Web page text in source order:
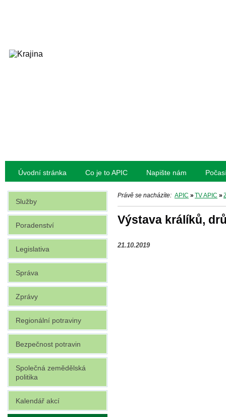
Úvodní stránka Co je to APIC Napište nám
Právě se nacházíte: APIC » TV APIC »
Výstava králíků,
21.10.2019
Služby
Poradenství
Legislativa
Správa
Zprávy
Regionální potraviny
Bezpečnost potravin
Společná zemědělská
politika
Kalendář akcí